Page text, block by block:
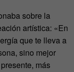
sobre la
artística: «En
que te lleva a
sino mejor
más